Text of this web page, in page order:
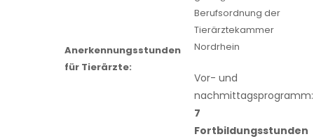
Anerkennungsstunden
für Tierärzte:
Berufsordnung der
Tierärztekammer
Nordrhein
Vor- und
nachmittagsprogramm:
7
Fortbildungsstunden